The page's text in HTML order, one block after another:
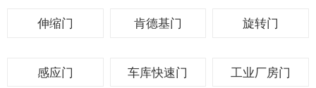
伸缩门 肯德基门 旋转门
感应门 车库快速门 工业厂房门